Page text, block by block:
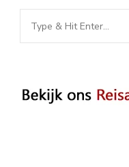
Looking
for